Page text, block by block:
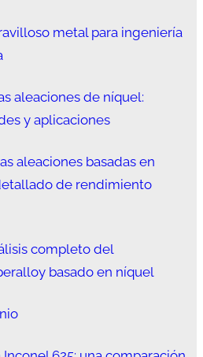
metal para ingeniería
aleaciones de níquel:
y aplicaciones
aleaciones basadas en
de rendimiento
completo del
basado en níquel